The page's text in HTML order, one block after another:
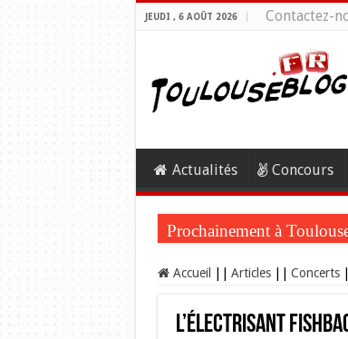
JEUDI , 6 AOÛT 2026 Contactez-
Actualités Concours
Prochainement à
Accueil Articles Concerts
L’électrisant